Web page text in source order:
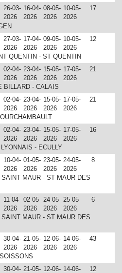
26-03-
2026
16-04-
2026
08-05-
2026
10-05-
2026
17
27-03-
2026
17-04-
2026
09-05-
2026
10-05-
2026
12
QUENTIN - ST QUENTIN
02-04-
2026
23-04-
2026
15-05-
2026
17-05-
2026
21
BILLARD - CALAIS
02-04-
2026
23-04-
2026
15-05-
2026
17-05-
2026
21
02-04-
2026
23-04-
2026
15-05-
2026
17-05-
2026
16
- ECULLY
10-04-
2026
01-05-
2026
23-05-
2026
24-05-
2026
8
MAUR - ST MAUR DES
11-04-
2026
02-05-
2026
24-05-
2026
25-05-
2026
6
MAUR - ST MAUR DES
30-04-
2026
21-05-
2026
12-06-
2026
14-06-
2026
43
30-04- 21-05- 12-06- 14-06-
12